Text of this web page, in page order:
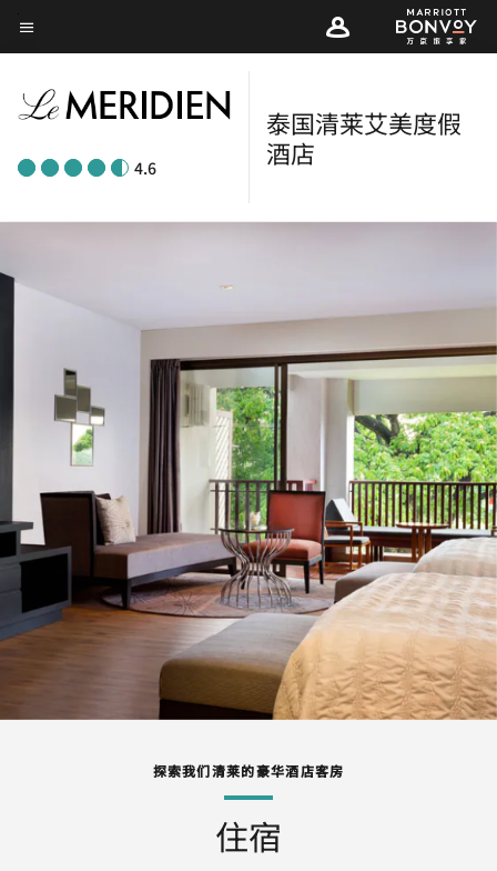
Skip
to
content
菜单文本
4.6
泰国清莱艾美度假
酒店
探索我们清莱的豪华酒店客房
住宿